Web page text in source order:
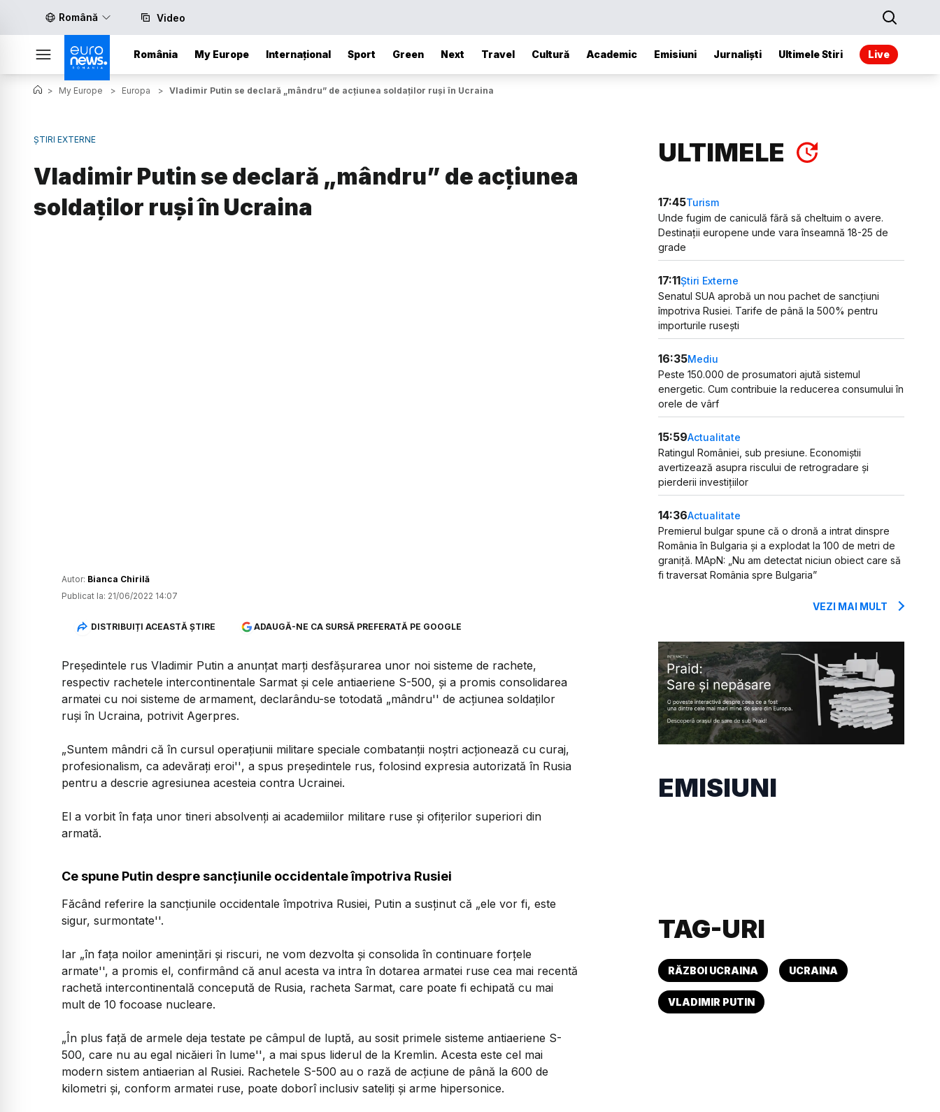
Română Video
România My Europe Internațional Sport Green Next Travel Cultură Academic Emisiuni Jurnaliști Ultimele Stiri Live
> My Europe > Europa > Vladimir Putin se declară „mândru” de acţiunea soldaţilor ruşi în Ucraina
ȘTIRI EXTERNE
Vladimir Putin se declară „mândru” de acţiunea
soldaţilor ruşi în Ucraina
Autor: Bianca Chirilă
Publicat la: 21/06/2022 14:07
DISTRIBUIȚI ACEASTĂ ȘTIRE ADAUGĂ-NE CA SURSĂ PREFERATĂ PE GOOGLE
Preşedintele rus Vladimir Putin a anunţat marţi desfăşurarea unor noi sisteme de rachete,
respectiv rachetele intercontinentale Sarmat şi cele antiaeriene S-500, şi a promis consolidarea
armatei cu noi sisteme de armament, declarându-se totodată „mândru'' de acţiunea soldaţilor
ruşi în Ucraina, potrivit Agerpres.
„Suntem mândri că în cursul operaţiunii militare speciale combatanţii noştri acţionează cu curaj,
profesionalism, ca adevăraţi eroi'', a spus preşedintele rus, folosind expresia autorizată în Rusia
pentru a descrie agresiunea acesteia contra Ucrainei.
El a vorbit în faţa unor tineri absolvenţi ai academiilor militare ruse şi ofiţerilor superiori din
armată.
Ce spune Putin despre sancțiunile occidentale împotriva Rusiei
Făcând referire la sancţiunile occidentale împotriva Rusiei, Putin a susţinut că „ele vor fi, este
sigur, surmontate''.
Iar „în faţa noilor ameninţări şi riscuri, ne vom dezvolta şi consolida în continuare forţele
armate'', a promis el, confirmând că anul acesta va intra în dotarea armatei ruse cea mai recentă
rachetă intercontinentală concepută de Rusia, racheta Sarmat, care poate fi echipată cu mai
mult de 10 focoase nucleare.
„În plus faţă de armele deja testate pe câmpul de luptă, au sosit primele sisteme antiaeriene S-
500, care nu au egal nicăieri în lume'', a mai spus liderul de la Kremlin. Acesta este cel mai
modern sistem antiaerian al Rusiei. Rachetele S-500 au o rază de acţiune de până la 600 de
kilometri şi, conform armatei ruse, poate doborî inclusiv sateliţi şi arme hipersonice.
ULTIMELE
17:45Turism
Unde fugim de caniculă fără să cheltuim o avere.
Destinații europene unde vara înseamnă 18-25 de
grade
17:11Știri Externe
Senatul SUA aprobă un nou pachet de sancțiuni
împotriva Rusiei. Tarife de până la 500% pentru
importurile rusești
16:35Mediu
Peste 150.000 de prosumatori ajută sistemul
energetic. Cum contribuie la reducerea consumului în
orele de vârf
15:59Actualitate
Ratingul României, sub presiune. Economiștii
avertizează asupra riscului de retrogradare și
pierderii investițiilor
14:36Actualitate
Premierul bulgar spune că o dronă a intrat dinspre
România în Bulgaria și a explodat la 100 de metri de
graniță. MApN: „Nu am detectat niciun obiect care să
fi traversat România spre Bulgaria”
VEZI MAI MULT
EMISIUNI
TAG-URI
RĂZBOI UCRAINA UCRAINA
VLADIMIR PUTIN